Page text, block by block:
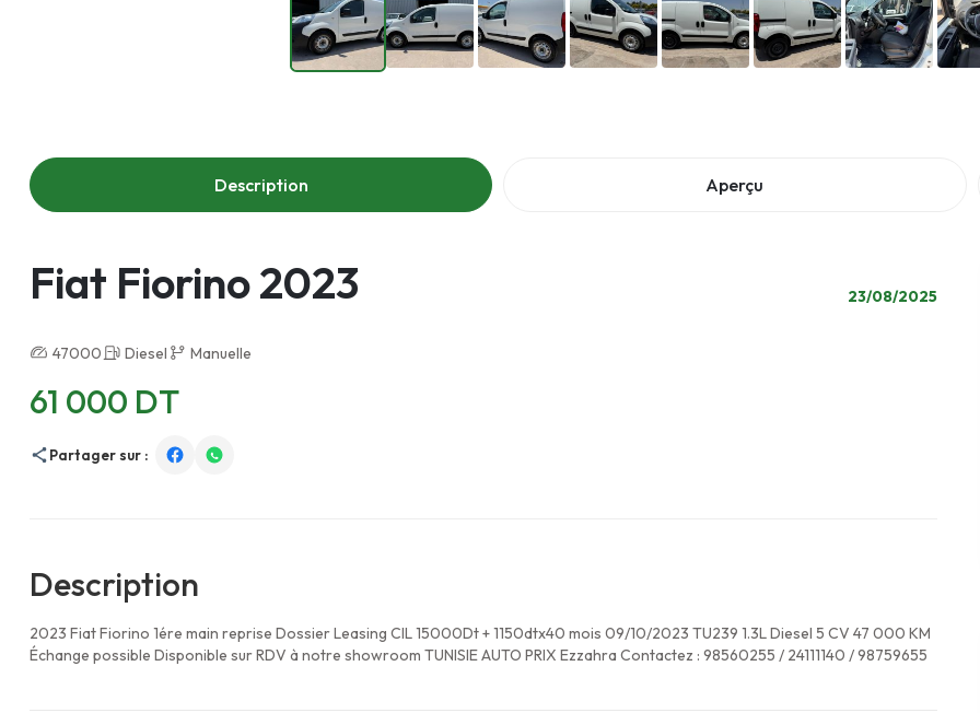
Description Aperçu
Fiat Fiorino 2023 23/08/2025
47000 Diesel Manuelle
61 000 DT
Partager sur :
Description
2023 Fiat Fiorino 1ére main reprise Dossier Leasing CIL 15000Dt + 1150dtx40 mois 09/10/2023 TU239 1.3L Diesel 5 CV 47 000 KM
Échange possible Disponible sur RDV à notre showroom TUNISIE AUTO PRIX Ezzahra Contactez : 98560255 / 24111140 / 98759655